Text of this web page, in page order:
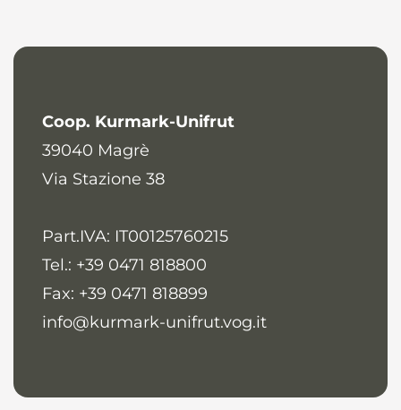
Coop. Kurmark-Unifrut
39040 Magrè
Via Stazione 38
Part.IVA: IT00125760215
Tel.: +39 0471 818800
Fax: +39 0471 818899
info@kurmark-unifrut.vog.it